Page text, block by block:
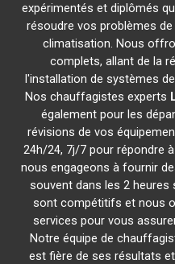
expérimentés et diplômés
résoudre vos problèmes
climatisation. Nous
complets, allant de la
l'installation de systèmes
Nos chauffagistes experts
également pour les
révisions de vos
24h/24, 7j/7 pour répondre
nous engageons à fournir
souvent dans les 2
sont compétitifs et nous
services pour vous
Notre équipe de
est fière de ses résultats